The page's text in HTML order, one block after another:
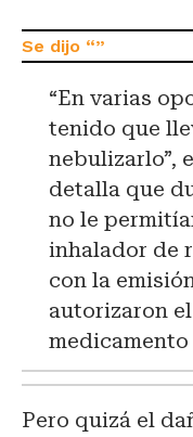
“En varias
tenido que
nebulizarlo”,
detalla que
no le
inhalador de
con la
autorizaron
Pero quizá el